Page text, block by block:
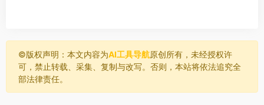
©️版权声明：本文内容为AI工具导航原创所有，未经授权许
可，禁止转载、采集、复制与改写。否则，本站将依法追究全
部法律责任。